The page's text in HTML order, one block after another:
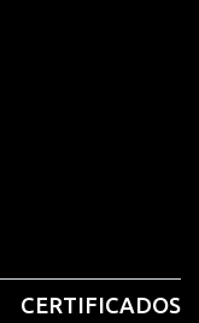
CERTIFICADOS